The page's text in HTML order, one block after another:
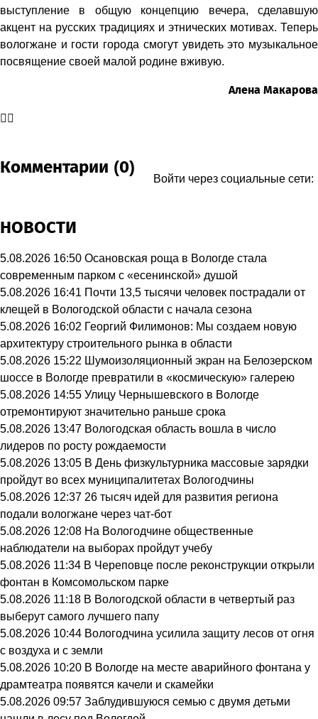
выступление в общую концепцию вечера, сделавшую
акцент на русских традициях и этнических мотивах. Теперь
вологжане и гости города смогут увидеть это музыкальное
посвящение своей малой родине вживую.
Алена Макарова
Комментарии (0)
Войти через социальные сети:
НОВОСТИ
5.08.2026 16:50 Осановская роща в Вологде стала
современным парком с «есенинской» душой
5.08.2026 16:41 Почти 13,5 тысячи человек пострадали от
клещей в Вологодской области с начала сезона
5.08.2026 16:02 Георгий Филимонов: Мы создаем новую
архитектуру строительного рынка в области
5.08.2026 15:22 Шумоизоляционный экран на Белозерском
шоссе в Вологде превратили в «космическую» галерею
5.08.2026 14:55 Улицу Чернышевского в Вологде
отремонтируют значительно раньше срока
5.08.2026 13:47 Вологодская область вошла в число
лидеров по росту рождаемости
5.08.2026 13:05 В День физкультурника массовые зарядки
пройдут во всех муниципалитетах Вологодчины
5.08.2026 12:37 26 тысяч идей для развития региона
подали вологжане через чат-бот
5.08.2026 12:08 На Вологодчине общественные
наблюдатели на выборах пройдут учебу
5.08.2026 11:34 В Череповце после реконструкции открыли
фонтан в Комсомольском парке
5.08.2026 11:18 В Вологодской области в четвертый раз
выберут самого лучшего папу
5.08.2026 10:44 Вологодчина усилила защиту лесов от огня
с воздуха и с земли
5.08.2026 10:20 В Вологде на месте аварийного фонтана у
драмтеатра появятся качели и скамейки
5.08.2026 09:57 Заблудившуюся семью с двумя детьми